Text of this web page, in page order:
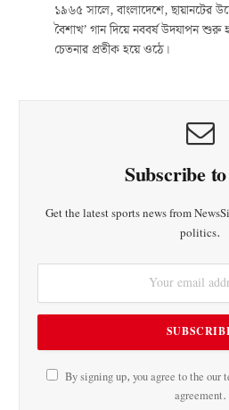
১৯৬৫ সালে, বাংলাদেশে, ছায়ানটের
বৈশাখ’ গান দিয়ে নববর্ষ উদযাপন শুরু
চেতনার প্রতীক হয়ে ওঠে।
Subscribe
Get the latest sports news from
politics.
By signing up, you agree to the our
agreement.